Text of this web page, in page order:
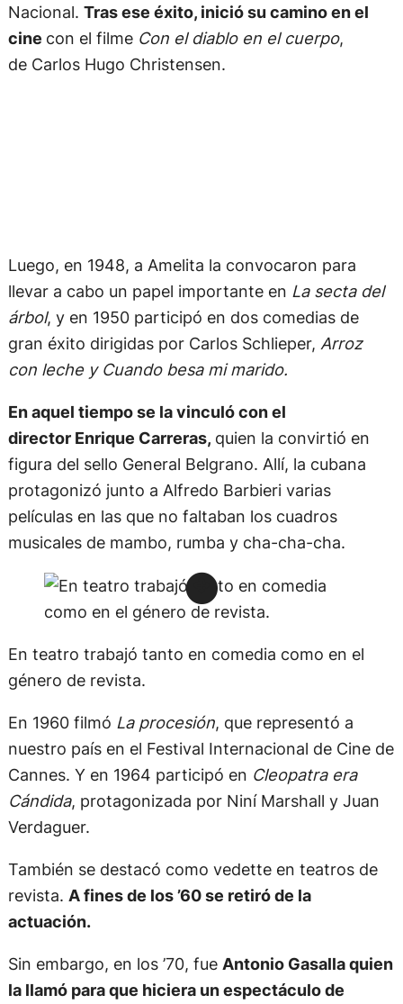
Nacional. Tras ese éxito, inició su camino en el
cine con el filme Con el diablo en el cuerpo,
de Carlos Hugo Christensen.
Luego, en 1948, a Amelita la convocaron para
llevar a cabo un papel importante en La secta del
árbol, y en 1950 participó en dos comedias de
gran éxito dirigidas por Carlos Schlieper, Arroz
con leche y Cuando besa mi marido.
En aquel tiempo se la vinculó con el
director Enrique Carreras, quien la convirtió en
figura del sello General Belgrano. Allí, la cubana
protagonizó junto a Alfredo Barbieri varias
películas en las que no faltaban los cuadros
musicales de mambo, rumba y cha-cha-cha.
En teatro trabajó tanto en comedia como en el
género de revista.
En 1960 filmó La procesión, que representó a
nuestro país en el Festival Internacional de Cine de
Cannes. Y en 1964 participó en Cleopatra era
Cándida, protagonizada por Niní Marshall y Juan
Verdaguer.
También se destacó como vedette en teatros de
revista. A fines de los ’60 se retiró de la
actuación.
Sin embargo, en los ’70, fue Antonio Gasalla quien
la llamó para que hiciera un espectáculo de